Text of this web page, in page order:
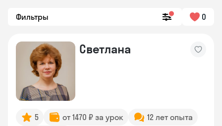
Фильтры 0
Светлана
5 от 1470 ₽ за урок
12 лет опыта
online